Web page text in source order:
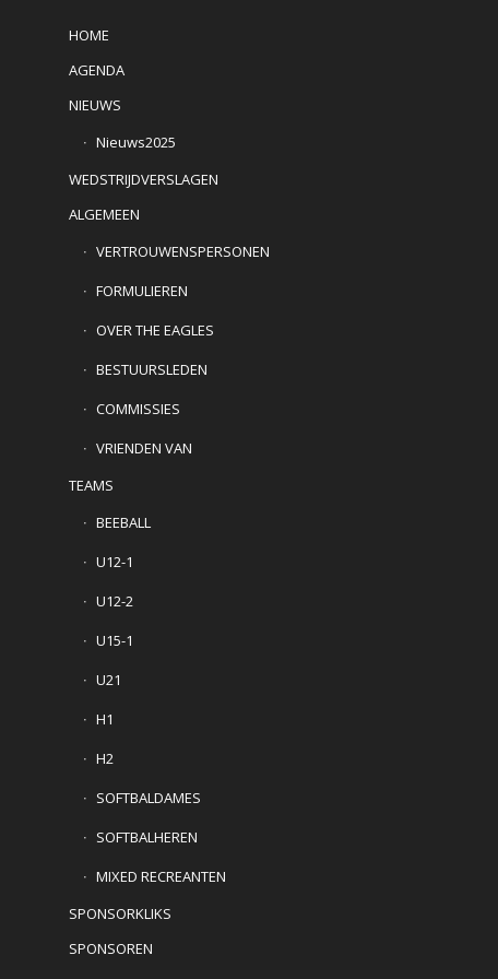
HOME
AGENDA
NIEUWS
Nieuws2025
WEDSTRIJDVERSLAGEN
ALGEMEEN
VERTROUWENSPERSONEN
FORMULIEREN
OVER THE EAGLES
BESTUURSLEDEN
COMMISSIES
VRIENDEN VAN
TEAMS
BEEBALL
U12-1
U12-2
U15-1
U21
H1
H2
SOFTBALDAMES
SOFTBALHEREN
MIXED RECREANTEN
SPONSORKLIKS
SPONSOREN